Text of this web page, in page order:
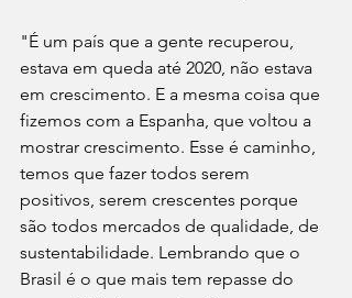
"É um país que a gente recuperou,
estava em queda até 2020, não estava
em crescimento. E a mesma coisa que
fizemos com a Espanha, que voltou a
mostrar crescimento. Esse é caminho,
temos que fazer todos serem
positivos, serem crescentes porque
são todos mercados de qualidade, de
sustentabilidade. Lembrando que o
Brasil é o que mais tem repasse do